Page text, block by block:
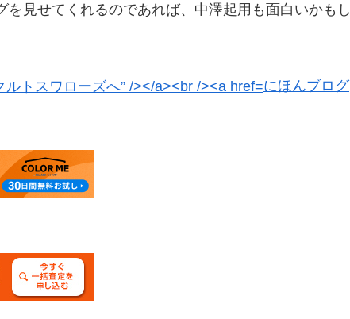
見せてくれるのであれば、中澤起用も面白いかもし
にほんブログ